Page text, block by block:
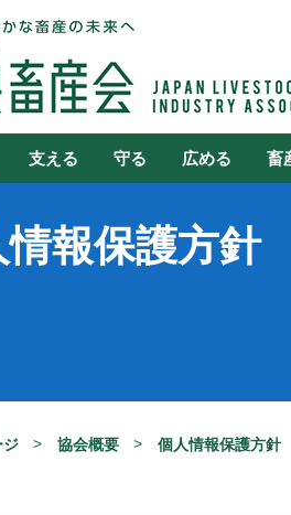
支える 守る 広める 畜
報保護方針
ジ 協会概要 個人情報保護方針